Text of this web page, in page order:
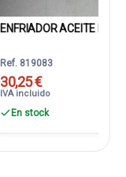
ENFRIADOR ACEITE
Ref. 819083
30,25 €
IVA incluido
En stock